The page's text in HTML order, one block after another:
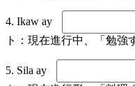
4. Ikaw ay
ト：現在進行中、「勉強
5. Sila ay